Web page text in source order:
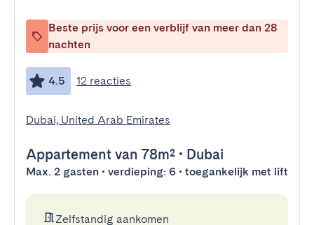
Beste prijs voor een verblijf van meer dan 28
nachten
4.5 12 reacties
Dubai, United Arab Emirates
Appartement van 78m² • Dubai
Max. 2 gasten • verdieping: 6 • toegankelijk met lift
Zelfstandig aankomen